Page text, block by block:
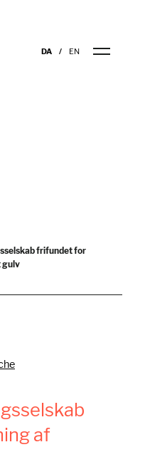
DA EN
frifundet for
gulv
af